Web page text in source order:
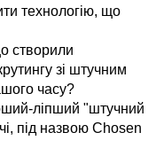
технологію, що
створили
зі штучним
часу?
ліпший "штучний
під назвою Chosen